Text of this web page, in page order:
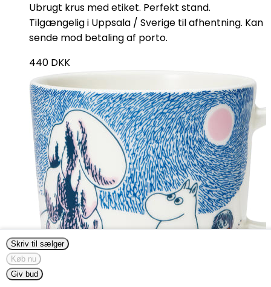
Skriv til sælger
Køb nu
Giv bud
Ubrugt krus med etiket. Perfekt stand.
Tilgængelig i Uppsala / Sverige til afhentning. Kan
sende mod betaling af porto.
440 DKK